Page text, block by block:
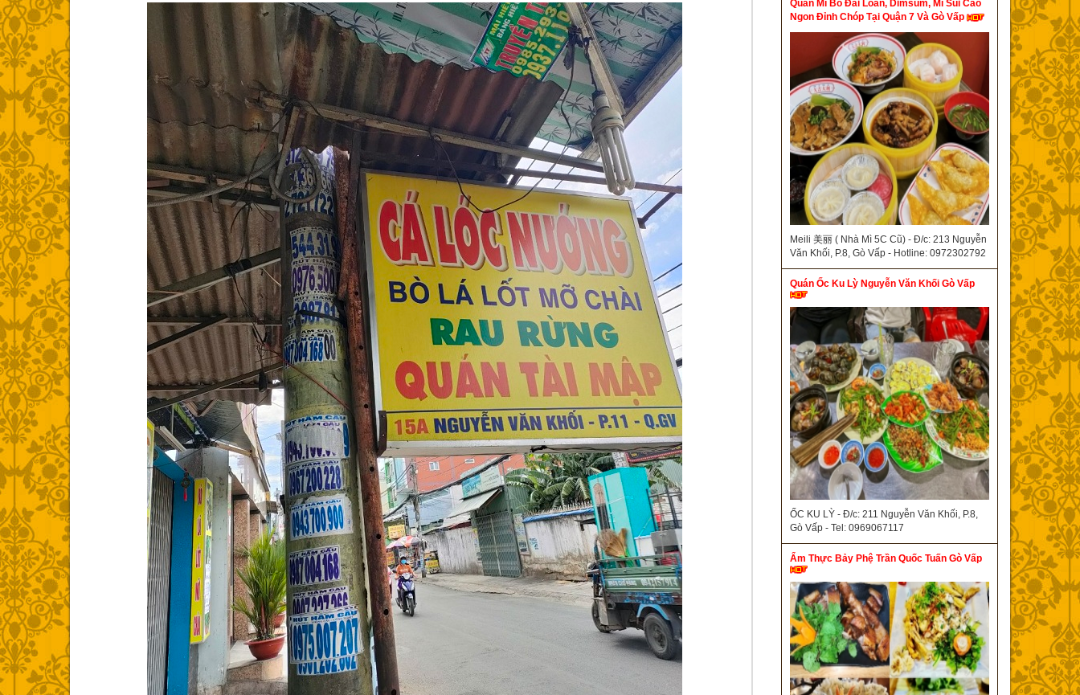
Quán Mì Bò Đài Loan, Dimsum, Mì Sủi Cảo
Ngon Đỉnh Chóp Tại Quận 7 Và Gò Vấp
Meili 美丽 ( Nhà Mì 5C Cũ) - Đ/c: 213 Nguyễn
Văn Khối, P.8, Gò Vấp - Hotline: 0972302792
Quán Ốc Ku Lỳ Nguyễn Văn Khối Gò Vấp
ỐC KU LỲ - Đ/c: 211 Nguyễn Văn Khối, P.8,
Gò Vấp - Tel: 0969067117
Ẩm Thực Bảy Phệ Trần Quốc Tuấn Gò Vấp